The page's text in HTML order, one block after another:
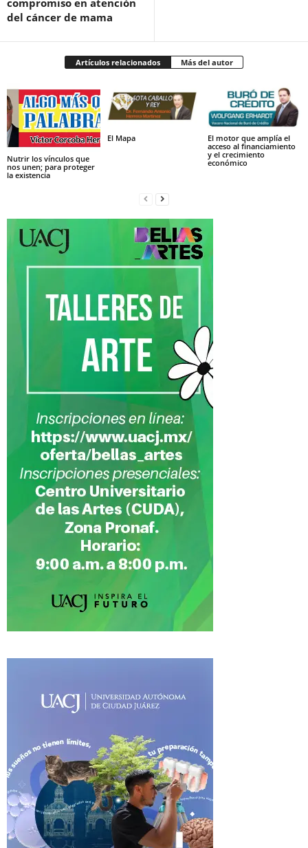
del cáncer de mama
Artículos relacionados Más del autor
Nutrir los vínculos que
nos unen; para proteger
la existencia
El Mapa
El motor que amplía el
acceso al financiamiento
y el crecimiento
económico